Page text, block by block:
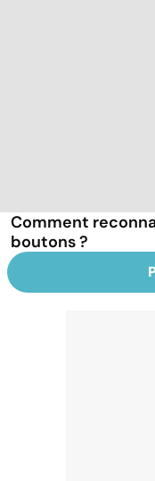
Comment
boutons ?